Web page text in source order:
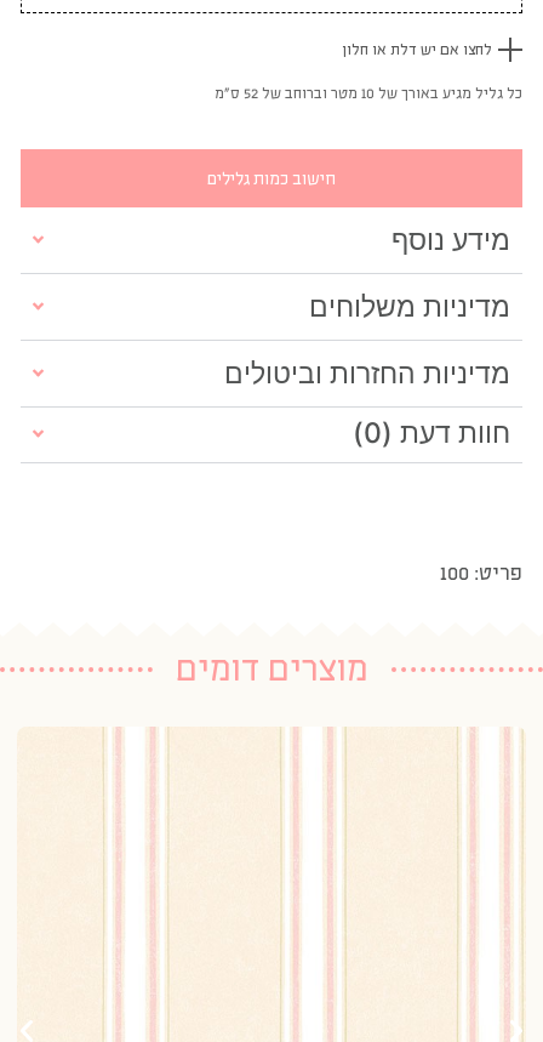
לחצו אם יש דלת או חלון
כל גליל מגיע באורך של 10 מטר וברוחב של 52 ס"מ
חישוב כמות גלילים
מידע נוסף
מדיניות משלוחים
מדיניות החזרות וביטולים
חוות דעת (0)
פריט: 100
מוצרים דומים